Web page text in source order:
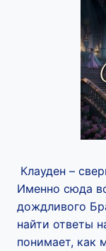
Клауден –
Именно сюда
дождливого
найти ответы
понимает, как